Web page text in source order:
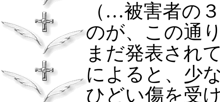
（…被害者の
のが、この通
まだ発表され
によると、少
ひどい傷を受